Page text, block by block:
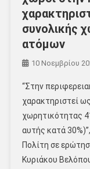
συνολικής
ατόμων
10 Νοεμβρίου
“Στην
χαρακτηριστεί
χωρητικότητας
αυτής κατά
Πολίτη σε
Κυριάκου